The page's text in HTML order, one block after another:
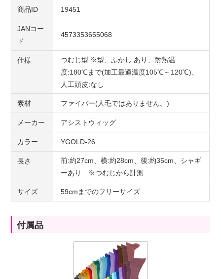
商品ID 19451
JANコー
ド
4573353655068
仕様
つむじ型:※型、ふかし:あり、耐熱温
度:180℃まで(加工最適温度105℃～120℃)、
人工頭皮:なし
素材 ファイバー(人毛ではありません。)
メーカー アシストウィッグ
カラー YGOLD-26
長さ
前:約27cm、横:約28cm、後:約35cm、シャギ
ーあり ※つむじから計測
サイズ 59cmまでのフリーサイズ
付属品